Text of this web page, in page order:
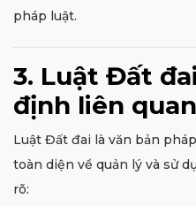
pháp luật.
3. Luật Đất
định liên quan
Luật Đất đai là văn bản
toàn diện về quản lý và sử
rõ: